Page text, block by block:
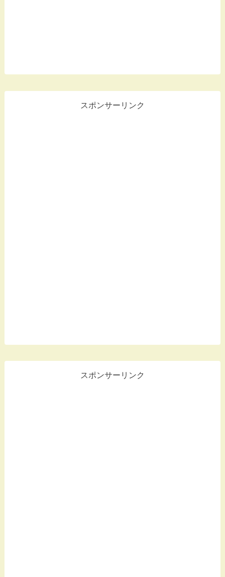
スポンサーリンク
スポンサーリンク